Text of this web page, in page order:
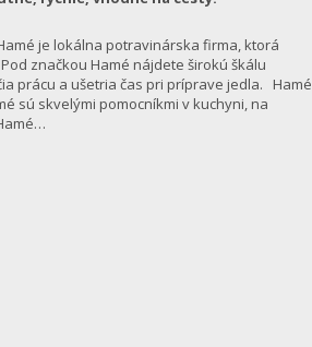
je lokálna potravinárska firma, ktorá
značkou Hamé nájdete širokú škálu
prácu a ušetria čas pri príprave jedla. Hamé
sú skvelými pomocníkmi v kuchyni, na